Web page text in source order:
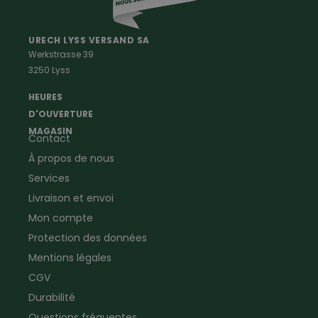
Vêtements de peintre
Vêtements de menuisier
Vêtements d'ouvrier
Ramoneur
Vêtements de signalisation
Jardinage
Plombier
Electricien
Vêtements d'entreprise
URECH LYSS VERSAND SA
Werkstrasse 39
3250 Lyss
HEURES
D'OUVERTURE
MAGASIN
Contact
À propos de nous
Services
Livraison et envoi
Mon compte
Protection des données
Mentions légales
CGV
Durabilité